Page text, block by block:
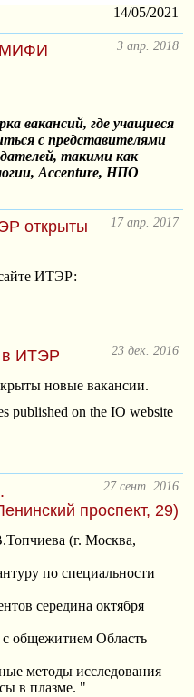
14/05/2021
3 апр. 2018
МИФИ
где учащиеся
с представителями
такими как
Accenture, НПО
17 апр. 2017
открыты
ИТЭР:
23 дек. 2016
в ИТЭР
новые вакансии.
published on the IO website
27 сент. 2016
проспект, 29)
(г. Москва,
по специальности
середина октября
с общежитием Область
методы исследования
в плазме. "